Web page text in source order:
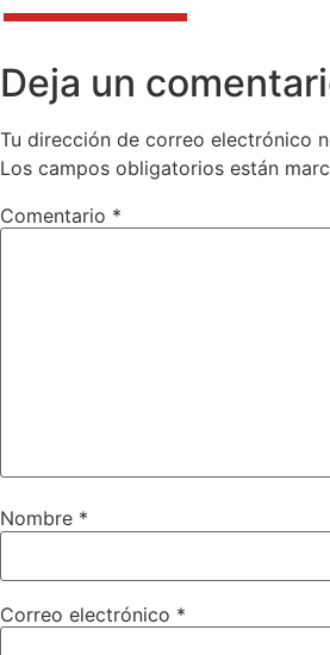
Deja un
Tu dirección de correo electrónico
Los campos obligatorios están
Comentario *
Nombre *
Correo electrónico *